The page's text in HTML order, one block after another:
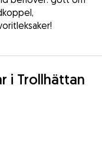
i Trollhättan